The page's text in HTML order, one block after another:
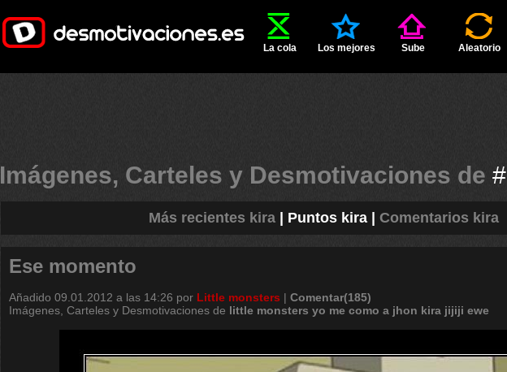
La cola Los mejores Sube Aleatorio
Imágenes, Carteles y Desmotivaciones de #
Más recientes kira| Puntos kira| Comentarios kira
Ese momento
Añadido 09.01.2012 a las 14:26 por Little monsters | Comentar(185)
Imágenes, Carteles y Desmotivaciones de little monsters yo me como a jhon kira jijiji ewe